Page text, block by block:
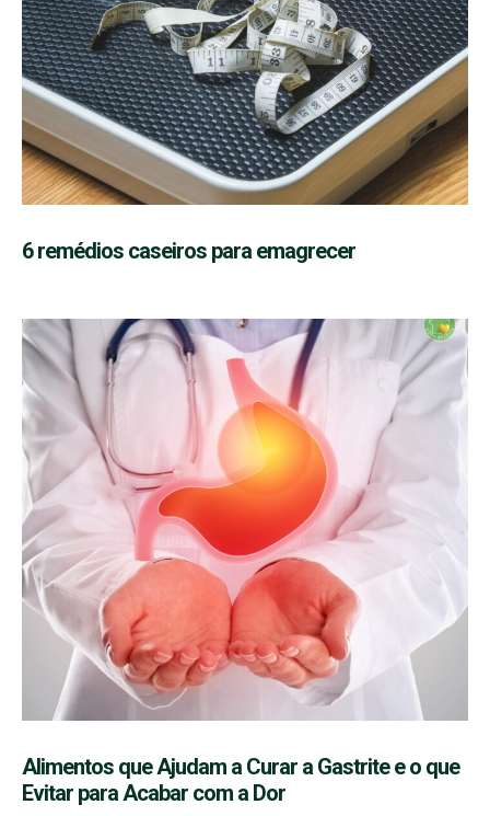
6 remédios caseiros para emagrecer
Alimentos que Ajudam a Curar a Gastrite e o que
Evitar para Acabar com a Dor